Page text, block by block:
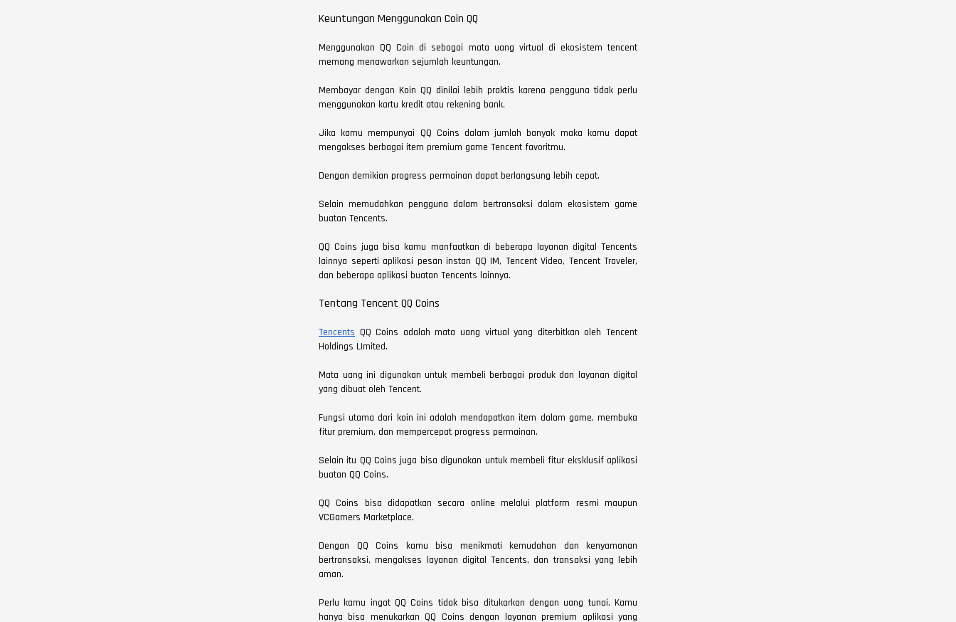
Keuntungan Menggunakan Coin QQ
Menggunakan QQ Coin di sebagai mata uang virtual di ekosistem tencent
memang menawarkan sejumlah keuntungan.
Membayar dengan Koin QQ dinilai lebih praktis karena pengguna tidak perlu
menggunakan kartu kredit atau rekening bank.
Jika kamu mempunyai QQ Coins dalam jumlah banyak maka kamu dapat
mengakses berbagai item premium game Tencent favoritmu.
Dengan demikian progress permainan dapat berlangsung lebih cepat.
Selain memudahkan pengguna dalam bertransaksi dalam ekosistem game
buatan Tencents.
QQ Coins juga bisa kamu manfaatkan di beberapa layanan digital Tencents
lainnya seperti aplikasi pesan instan QQ IM, Tencent Video, Tencent Traveler,
dan beberapa aplikasi buatan Tencents lainnya.
Tentang Tencent QQ Coins
Tencents QQ Coins adalah mata uang virtual yang diterbitkan oleh Tencent
Holdings LImited.
Mata uang ini digunakan untuk membeli berbagai produk dan layanan digital
yang dibuat oleh Tencent.
Fungsi utama dari koin ini adalah mendapatkan item dalam game, membuka
fitur premium, dan mempercepat progress permainan.
Selain itu QQ Coins juga bisa digunakan untuk membeli fitur eksklusif aplikasi
buatan QQ Coins.
QQ Coins bisa didapatkan secara online melalui platform resmi maupun
VCGamers Marketplace.
Dengan QQ Coins kamu bisa menikmati kemudahan dan kenyamanan
bertransaksi, mengakses layanan digital Tencents, dan transaksi yang lebih
aman.
Perlu kamu ingat QQ Coins tidak bisa ditukarkan dengan uang tunai. Kamu
hanya bisa menukarkan QQ Coins dengan layanan premium aplikasi yang